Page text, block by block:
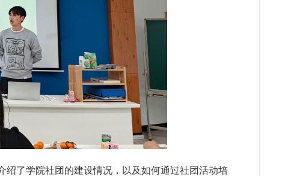
绍了学院社团的建设情况，以及如何通过社团活动培